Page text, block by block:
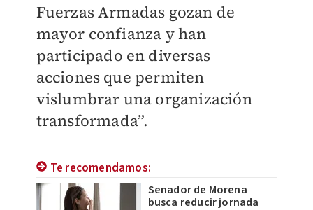
Fuerzas Armadas gozan de
mayor confianza y han
participado en diversas
acciones que permiten
vislumbrar una organización
transformada”.
Te recomendamos:
Senador de Morena
busca reducir jornada